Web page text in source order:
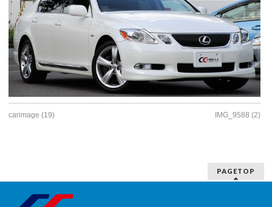
carimage (19) IMG_9588 (2)
PAGETOP